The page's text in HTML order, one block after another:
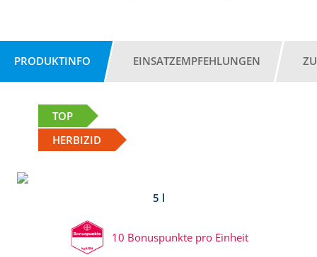
PRODUKTINFO EINSATZEMPFEHLUNGEN
TOP
HERBIZID
5 l
10 Bonuspunkte pro Einheit